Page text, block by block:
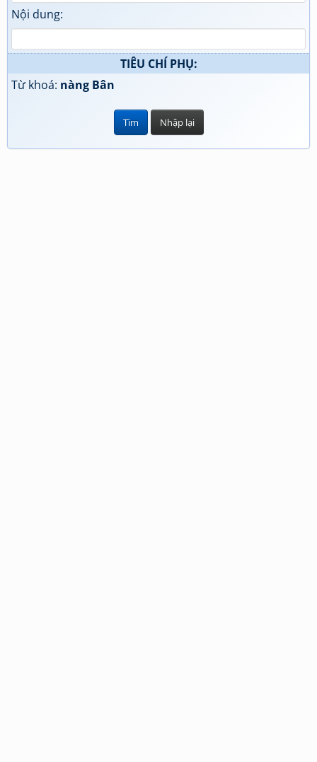
Nội dung:
TIÊU CHÍ PHỤ:
Từ khoá: nàng Bân